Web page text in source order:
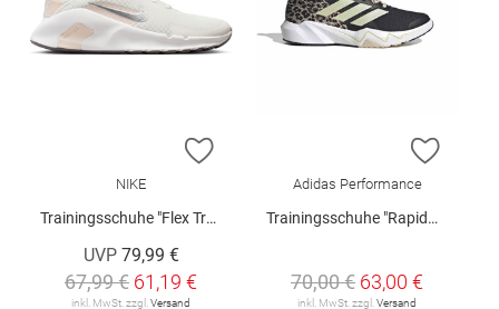
ZUR WUNSCHLISTE HINZUFÜGEN
NIKE
Trainingsschuhe "Flex Train W"
UVP 79,99 €
67,99 € 61,19 €
inkl. MwSt. zzgl. Versand
ZUR
Adidas Performance
Trainingsschuhe "Rapidmove Go W"
70,00 € 63,00 €
inkl. MwSt. zzgl. Versand